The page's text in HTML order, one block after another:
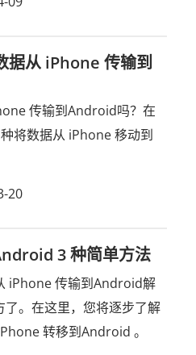
据从 iPhone 传输到
传输到Android吗？在
将数据从 iPhone 移动到
20
3 种简单方法
iPhone 传输到Android解
。在这里，您将逐步了解
转移到Android 。